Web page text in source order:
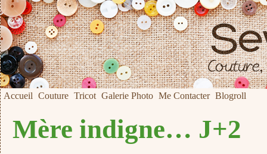
Accueil Couture Tricot Galerie Photo Me Contacter Blogroll
Mère indigne… J+2